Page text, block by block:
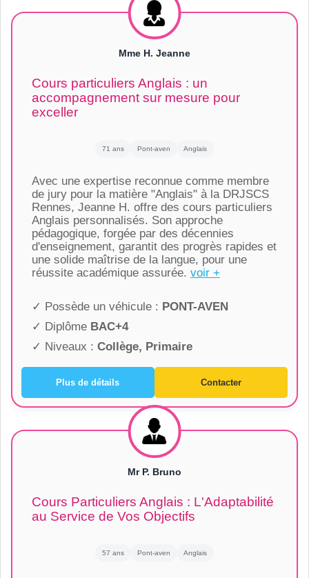
Mme H. Jeanne
Cours particuliers Anglais : un
accompagnement sur mesure pour
exceller
71 ans Pont-aven Anglais
Avec une expertise reconnue comme membre
de jury pour la matière "Anglais" à la DRJSCS
Rennes, Jeanne H. offre des cours particuliers
Anglais personnalisés. Son approche
pédagogique, forgée par des décennies
d'enseignement, garantit des progrès rapides et
une solide maîtrise de la langue, pour une
réussite académique assurée. voir +
✓ Possède un véhicule : PONT-AVEN
✓ Diplôme BAC+4
✓ Niveaux : Collège, Primaire
Plus de détails Contacter
Mr P. Bruno
Cours Particuliers Anglais : L'Adaptabilité
au Service de Vos Objectifs
57 ans Pont-aven Anglais